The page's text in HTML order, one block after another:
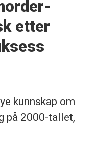
etter
kunnskap om
på 2000-tallet,